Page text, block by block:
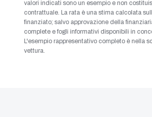
valori indicati sono un esempio e non
contrattuale. La rata è una stima calcolata
finanziato; salvo approvazione della
complete e fogli informativi disponibili in
L'esempio rappresentativo completo è nella
vettura.